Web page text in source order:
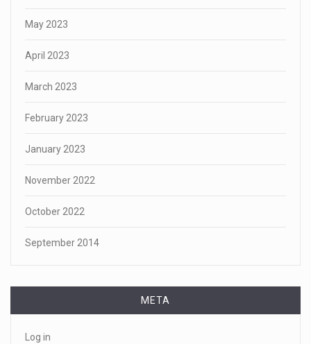
May 2023
April 2023
March 2023
February 2023
January 2023
November 2022
October 2022
September 2014
META
Log in